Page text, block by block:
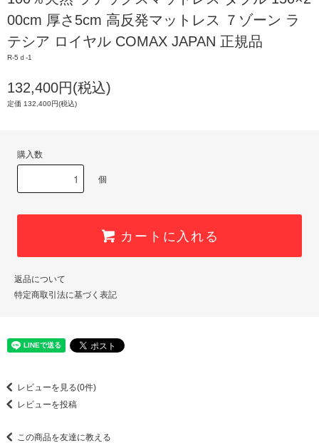
00cm 厚さ5cm 高反発マットレス ７ゾーン ラ
テシア ロイヤル COMAX JAPAN 正規品
R-5ｄ-1
132,400円(税込)
定価 132,400円(税込)
購入数
個
カートに入れる
返品について
特定商取引法に基づく表記
レビューを見る(0件)
レビューを投稿
この商品を友達に教える